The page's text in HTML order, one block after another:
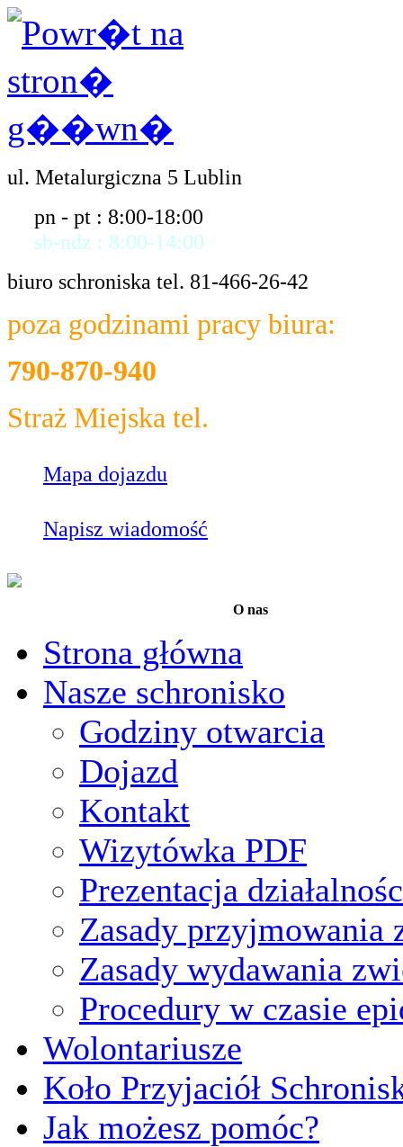
ul. Metalurgiczna 5 Lublin
pn - pt : 8:00-18:00
sb-ndz : 8:00-14:00
biuro schroniska tel. 81-466-26-42
poza godzinami pracy biura:
790-870-940
Straż Miejska tel.
Mapa dojazdu
Napisz wiadomość
O nas
Strona główna
Nasze schronisko
Godziny otwarcia
Dojazd
Kontakt
Wizytówka PDF
Prezentacja
Zasady przyjmowania
Zasady wydawania
Procedury w czasie
Wolontariusze
Koło Przyjaciół
Jak możesz pomóc?